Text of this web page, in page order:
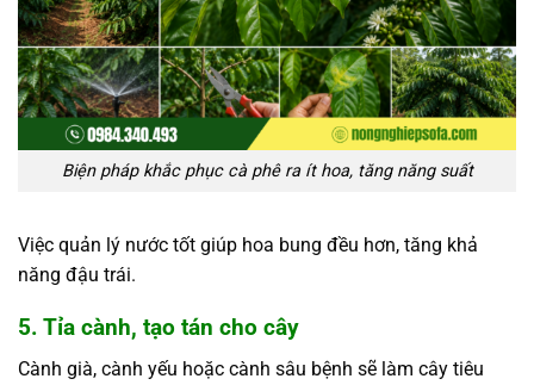
Biện pháp khắc phục cà phê ra ít hoa, tăng năng suất
Việc quản lý nước tốt giúp hoa bung đều hơn, tăng khả
năng đậu trái.
5. Tỉa cành, tạo tán cho cây
Cành già, cành yếu hoặc cành sâu bệnh sẽ làm cây tiêu